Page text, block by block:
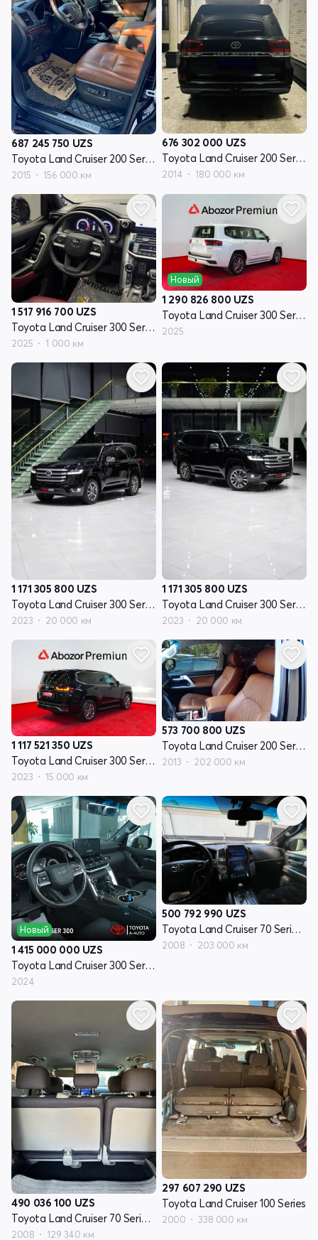
687 245 750 UZS
Toyota Land Cruiser 200 Series рестайлинг 2
2015 156 000 км
676 302 000 UZS
Toyota Land Cruiser 200 Series рестайлинг I
2014 180 000 км
1 517 916 700 UZS
Toyota Land Cruiser 300 Series
2025 1 000 км
Новый
1 290 826 800 UZS
Toyota Land Cruiser 300 Series
2025
1 171 305 800 UZS
Toyota Land Cruiser 300 Series
2023 20 000 км
1 171 305 800 UZS
Toyota Land Cruiser 300 Series
2023 20 000 км
1 117 521 350 UZS
Toyota Land Cruiser 300 Series
2023 15 000 км
573 700 800 UZS
Toyota Land Cruiser 200 Series рестайлинг I
2013 202 000 км
Новый
1 415 000 000 UZS
Toyota Land Cruiser 300 Series
2024
500 792 990 UZS
Toyota Land Cruiser 70 Series рестайлинг 1
2008 203 000 км
490 036 100 UZS
Toyota Land Cruiser 70 Series рестайлинг 1
2008 129 340 км
297 607 290 UZS
Toyota Land Cruiser 100 Series
2000 338 000 км